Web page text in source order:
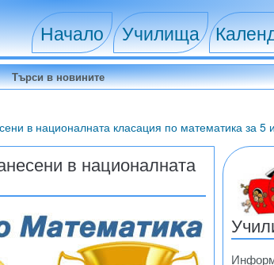
Начало Училища
в националната класация по математика за 5
в националната